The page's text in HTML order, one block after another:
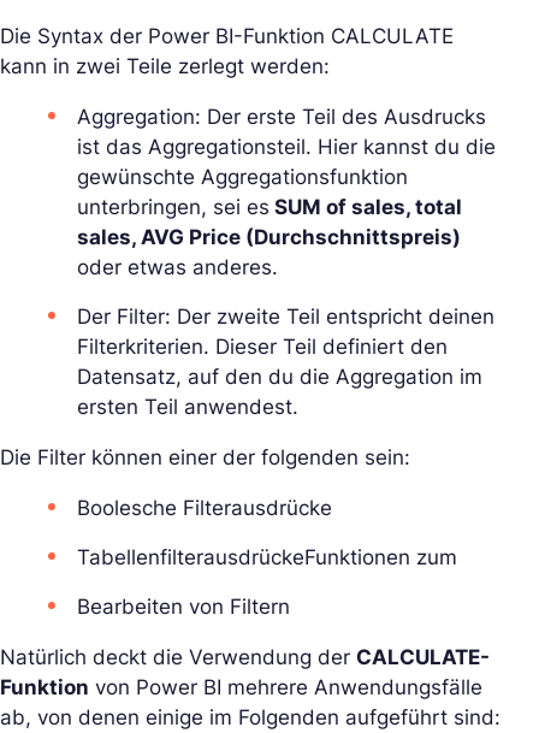
Die Syntax der Power BI-Funktion CALCULATE
kann in zwei Teile zerlegt werden:
Aggregation: Der erste Teil des Ausdrucks
ist das Aggregationsteil. Hier kannst du die
gewünschte Aggregationsfunktion
unterbringen, sei es SUM of sales, total
sales, AVG Price (Durchschnittspreis)
oder etwas anderes.
Der Filter: Der zweite Teil entspricht deinen
Filterkriterien. Dieser Teil definiert den
Datensatz, auf den du die Aggregation im
ersten Teil anwendest.
Die Filter können einer der folgenden sein:
Boolesche Filterausdrücke
TabellenfilterausdrückeFunktionen zum
Bearbeiten von Filtern
Natürlich deckt die Verwendung der CALCULATE-
Funktion von Power BI mehrere Anwendungsfälle
ab, von denen einige im Folgenden aufgeführt sind: